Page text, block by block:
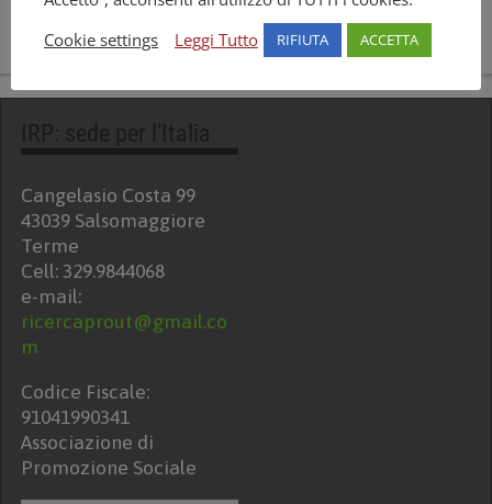
Cangelasio Costa 99
43039 Salsomaggiore
Terme
Cell: 329.9844068
e-mail:
ricercaprout@gmail.co
m
Codice Fiscale:
91041990341
Associazione di
Promozione Sociale
Cookie settings
Leggi Tutto RIFIUTA ACCETTA